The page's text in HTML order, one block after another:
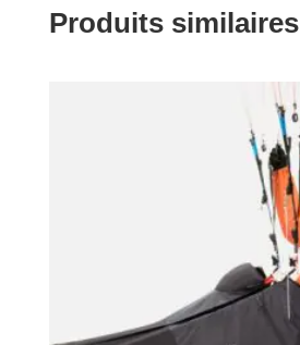
Produits similaires